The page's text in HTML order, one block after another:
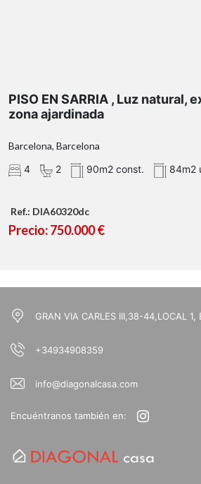
PISO EN SARRIA , Luz natural,
zona ajardinada
Barcelona, Barcelona
4
2 90m2 const. 84m2
Ref.: DIA60320dc
Precio: 750.000 €
GRAN VIA CARLES III,38-44,LOCAL 1,
+34934908359
info@diagonalcasa.com
Encuéntranos también en: